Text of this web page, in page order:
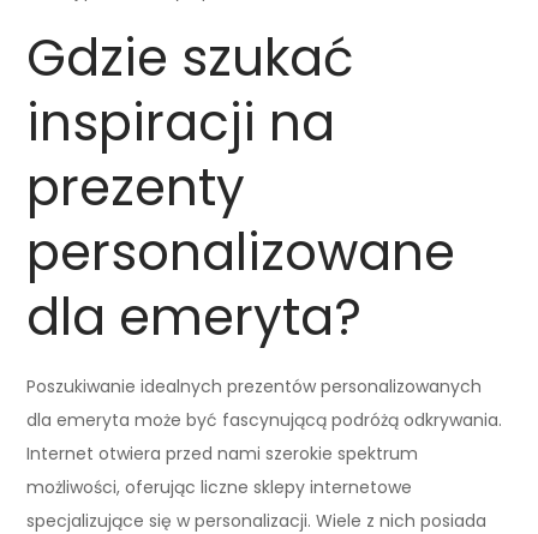
Gdzie szukać
inspiracji na
prezenty
personalizowane
dla emeryta?
Poszukiwanie idealnych prezentów personalizowanych
dla emeryta może być fascynującą podróżą odkrywania.
Internet otwiera przed nami szerokie spektrum
możliwości, oferując liczne sklepy internetowe
specjalizujące się w personalizacji. Wiele z nich posiada